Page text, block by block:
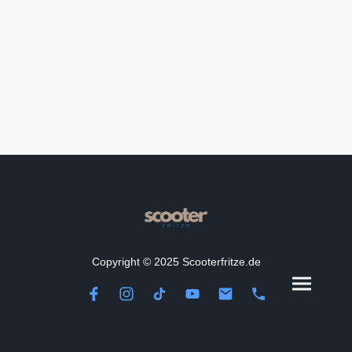
Copyright © 2025 Scooterfritze.de